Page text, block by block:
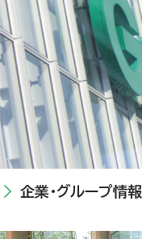
企業・グループ情報